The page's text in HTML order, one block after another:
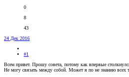
0
8
43
24 Дек 2016
#1
Всем привет. Прошу совета, потому как впервые
Не могу связать между собой. Может я по не знанию всех